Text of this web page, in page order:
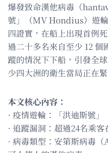
爆發致命漢他病毒（
號」（MV Hondius）遊
四證實，在船上出現首例
過二十多名來自至少 12
蹤的情況下下船，引發全
少四大洲的衛生當局正在
本文核心內容：
· 疫情遊輪：「洪迪斯號
· 追蹤漏洞：超過24名乘
· 病毒類型：安第斯病毒